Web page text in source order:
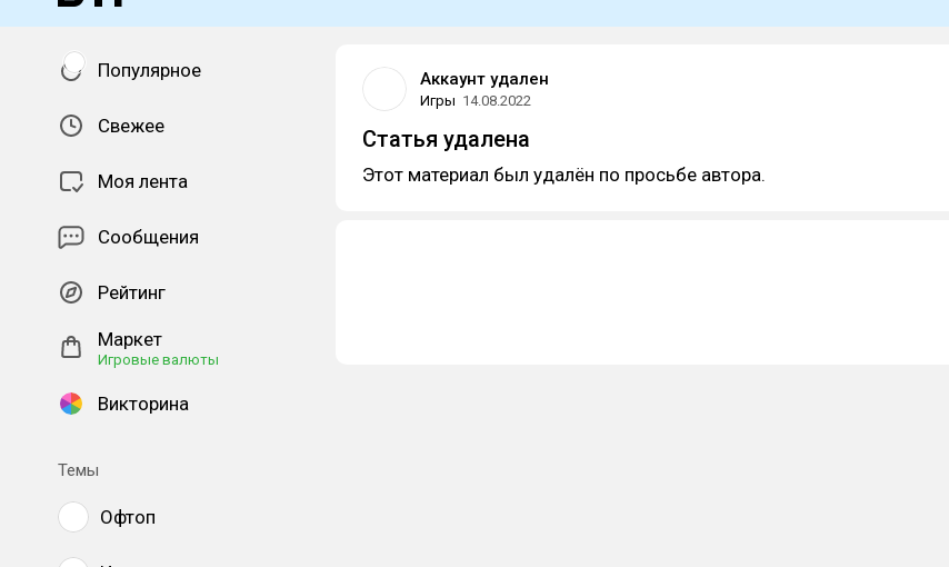
Популярное
Свежее
Моя лента
Сообщения
Рейтинг
Маркет
Игровые валюты
Викторина
Темы
Офтоп
Аккаунт удален
Игры 14.08.2022
Статья удалена
Этот материал был удалён по просьбе автора.